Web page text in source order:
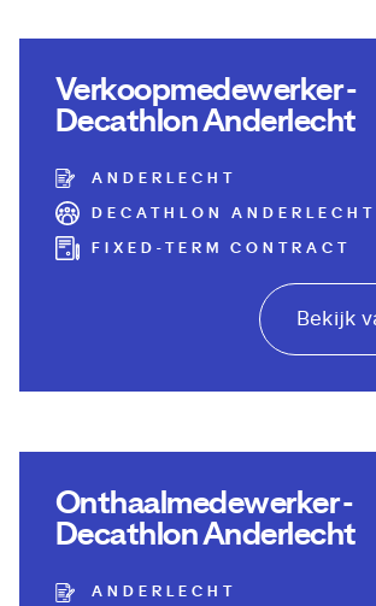
Verkoopmedewerker -
Decathlon Anderlecht
ANDERLECHT
DECATHLON ANDERLECHT
FIXED-TERM CONTRACT
Bekijk
Onthaalmedewerker -
Decathlon Anderlecht
ANDERLECHT